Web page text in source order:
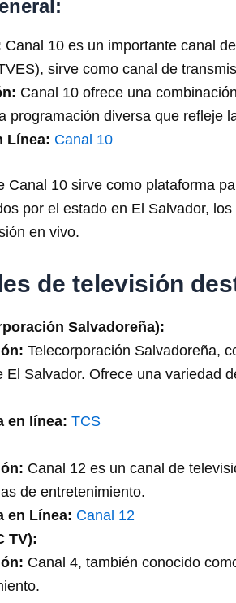
Canal 10 es un importante canal
sirve como canal de
Canal 10 ofrece una
programación diversa que refleje
Línea: Canal 10
Canal 10 sirve como plataforma
por el estado en El Salvador,
en vivo.
de televisión
Salvadoreña):
Telecorporación Salvadoreña,
El Salvador. Ofrece una variedad
en línea: TCS
Canal 12 es un canal de
de entretenimiento.
en Línea: Canal 12
TV):
Canal 4, también conocido